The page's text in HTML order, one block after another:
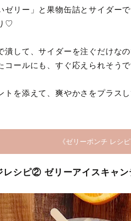
ゼリー」と果物缶詰とサイダー
♡
潰して、サイダーを注ぐだけな
コールにも、すぐ応えられそうで
トを添えて、爽やかさをプラス
《ゼリーポンチ レシピ
レシピ② ゼリーアイスキャン